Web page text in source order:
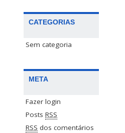
CATEGORIAS
Sem categoria
META
Fazer login
Posts RSS
RSS dos comentários